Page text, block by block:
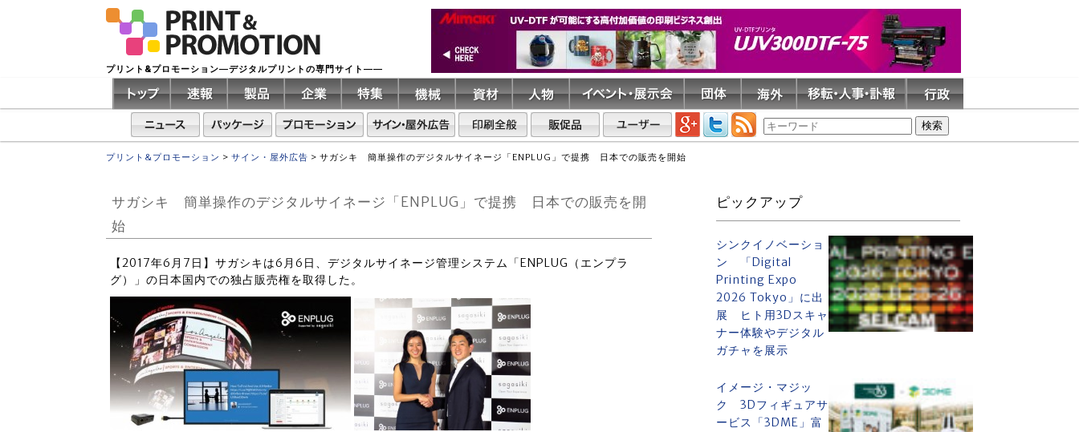
プリント&プロモーション―デジタルプリントの専門サイト――
プリント&プロモーション > サイン・屋外広告 > サガシキ 簡単操作のデジタルサイネージ「ENPLUG」で提携 日本での販売を開始
サガシキ 簡単操作のデジタルサイネージ「ENPLUG」で提携 日本での販売を開
始
【2017年6月7日】サガシキは6月6日、デジタルサイネージ管理システム「ENPLUG（エンプラ
グ）」の日本国内での独占販売権を取得した。
ピックアップ
シンクイノベーショ
ン 「Digital
Printing Expo
2026 Tokyo」に出
展 ヒト用3Dスキャ
ナー体験やデジタル
ガチャを展示
イメージ・マジッ
ク 3Dフィギュアサ
ービス「3DME」富